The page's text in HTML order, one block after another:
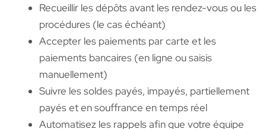
Recueillir les dépôts avant les rendez-vous ou les
procédures (le cas échéant)
Accepter les paiements par carte et les
paiements bancaires (en ligne ou saisis
manuellement)
Suivre les soldes payés, impayés, partiellement
payés et en souffrance en temps réel
Automatisez les rappels afin que votre équipe